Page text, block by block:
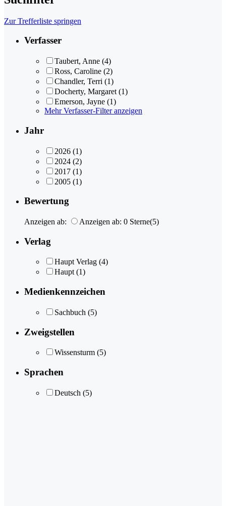
Zur Trefferliste springen
Verfasser
Taubert, Anne (4)
Ross, Caroline (2)
Chandler, Terri (1)
Docherty, Margaret (1)
Emerson, Jayne (1)
Mehr Verfasser-Filter anzeigen
Jahr
2026 (1)
2024 (2)
2017 (1)
2005 (1)
Bewertung
Anzeigen ab: Anzeigen ab: 0 Sterne(5)
Verlag
Haupt Verlag (4)
Haupt (1)
Medienkennzeichen
Sachbuch (5)
Zweigstellen
Wissensturm (5)
Sprachen
Deutsch (5)